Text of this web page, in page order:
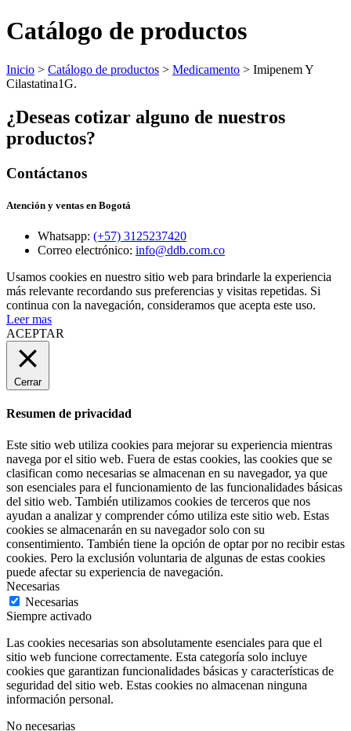
Catálogo de productos
Inicio > Catálogo de productos > Medicamento > Imipenem Y
Cilastatina1G.
¿Deseas cotizar alguno de nuestros
productos?
Contáctanos
Atención y ventas en Bogotá
Whatsapp: (+57) 3125237420
Correo electrónico: info@ddb.com.co
Usamos cookies en nuestro sitio web para brindarle la experiencia
más relevante recordando sus preferencias y visitas repetidas. Si
continua con la navegación, consideramos que acepta este uso.
Leer mas
ACEPTAR
Cerrar
Resumen de privacidad
Este sitio web utiliza cookies para mejorar su experiencia mientras
navega por el sitio web. Fuera de estas cookies, las cookies que se
clasifican como necesarias se almacenan en su navegador, ya que
son esenciales para el funcionamiento de las funcionalidades básicas
del sitio web. También utilizamos cookies de terceros que nos
ayudan a analizar y comprender cómo utiliza este sitio web. Estas
cookies se almacenarán en su navegador solo con su
consentimiento. También tiene la opción de optar por no recibir estas
cookies. Pero la exclusión voluntaria de algunas de estas cookies
puede afectar su experiencia de navegación.
Necesarias
Necesarias
Siempre activado
Las cookies necesarias son absolutamente esenciales para que el
sitio web funcione correctamente. Esta categoría solo incluye
cookies que garantizan funcionalidades básicas y características de
seguridad del sitio web. Estas cookies no almacenan ninguna
información personal.
No necesarias